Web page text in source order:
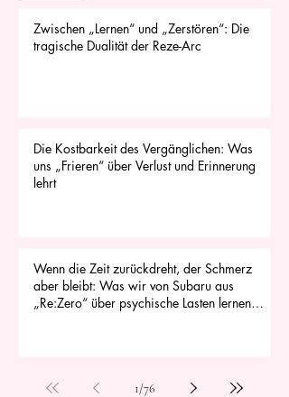
Zwischen „Lernen“ und „Zerstören“: Die
tragische Dualität der Reze-Arc
Die Kostbarkeit des Vergänglichen: Was
uns „Frieren“ über Verlust und Erinnerung
lehrt
Wenn die Zeit zurückdreht, der Schmerz
aber bleibt: Was wir von Subaru aus
„Re:Zero“ über psychische Lasten lernen
1/76